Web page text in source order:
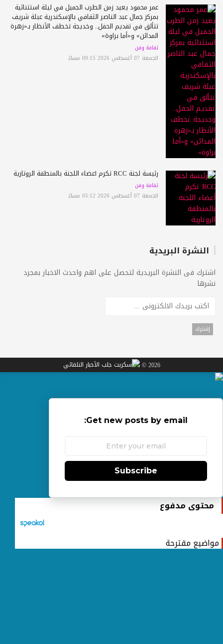
عمر محمود يعيد زمن الطرب الجميل في ليلة استثنائية
بمركز جمال عبد الناصر الثقافي بالإسكندرية عبلة شريف
تتألق في تقديم الحفل.. وخديجة تخطف الأنظار بـ«زهرة
المدائن» و«أما براوة»
ثقافة وفن
الجمعة 07 أغسطس 2026 09:15 مساءً
رئيسة لجنة RCC تكرم أعضاء اللجنة بالمنطقة الروتارية
ثقافة وفن
الجمعة 07 أغسطس 2026 05:12 مساءً
النشرة البريدية
اشترك فى النشرة البريدية لتحصل على اهم واحدث الاخبار بمجرد
نشرها
2026 ©
Get new posts by email:
Subscribe
محتوى مدفوع
مواضيع مقترحة